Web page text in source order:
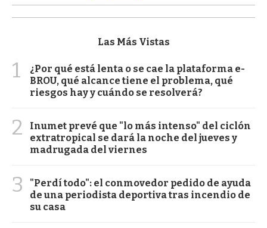
Las Más Vistas
1
¿Por qué está lenta o se cae la plataforma e-
BROU, qué alcance tiene el problema, qué
riesgos hay y cuándo se resolverá?
2
Inumet prevé que "lo más intenso" del ciclón
extratropical se dará la noche del jueves y
madrugada del viernes
3
"Perdí todo": el conmovedor pedido de ayuda
de una periodista deportiva tras incendio de
su casa